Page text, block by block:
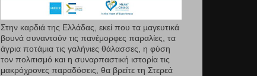
Στην καρδιά της Ελλάδας, εκεί που τα µαγευτικά
βουνά συναντούν τις πανέμορφες παραλίες, τα
άγρια ποτάμια τις γαλήνιες θάλασσες, η φύση
τον πολιτισμό και η συναρπαστική ιστορία τις
μακρόχρονες παραδόσεις, θα βρείτε τη Στερεά